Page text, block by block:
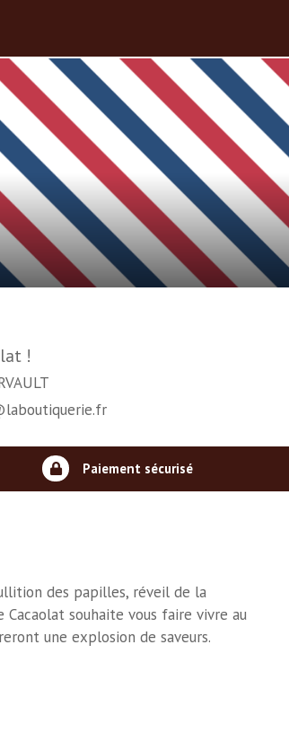
!
Paiement sécurisé
des papilles, réveil de la
souhaite vous faire vivre au
une explosion de saveurs.